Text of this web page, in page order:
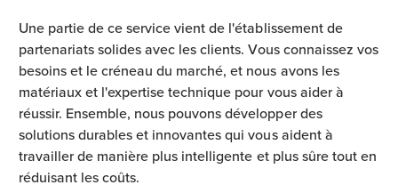
Une partie de ce service vient de l'établissement de
partenariats solides avec les clients. Vous connaissez vos
besoins et le créneau du marché, et nous avons les
matériaux et l'expertise technique pour vous aider à
réussir. Ensemble, nous pouvons développer des
solutions durables et innovantes qui vous aident à
travailler de manière plus intelligente et plus sûre tout en
réduisant les coûts.